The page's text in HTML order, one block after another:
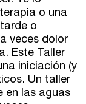
o una
o
veces dolor
Este Taller
iniciación (y
Un taller
en las aguas